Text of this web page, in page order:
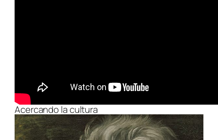
Acercando la cultura